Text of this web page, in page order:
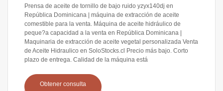
Prensa de aceite de tornillo de bajo ruido yzyx140dj en
República Dominicana | máquina de extracción de aceite
comestible para la venta. Máquina de aceite hidráulico de
peque?a capacidad a la venta en República Dominicana |
Maquinaria de extracción de aceite vegetal personalizada Venta
de Aceite Hidraulico en SoloStocks.cl Precio más bajo. Corto
plazo de entrega. Calidad de la máquina está
Obtener consulta